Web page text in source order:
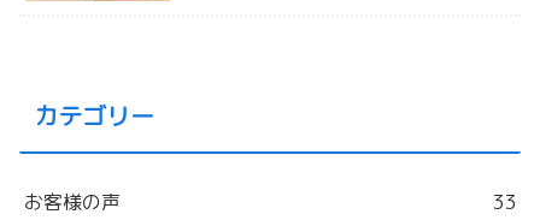
カテゴリー
お客様の声 33